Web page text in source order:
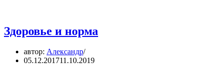
Здоровье и норма
автор: Александр
05.12.201711.10.2019